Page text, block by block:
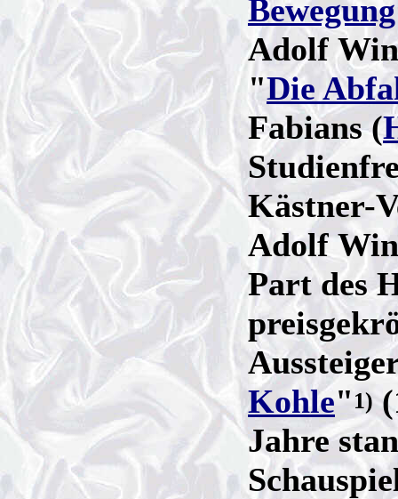
Bewegung
Adolf
"Die
Fabians (
Kästner-
Adolf
Part des
Kohle" 1)
Jahre